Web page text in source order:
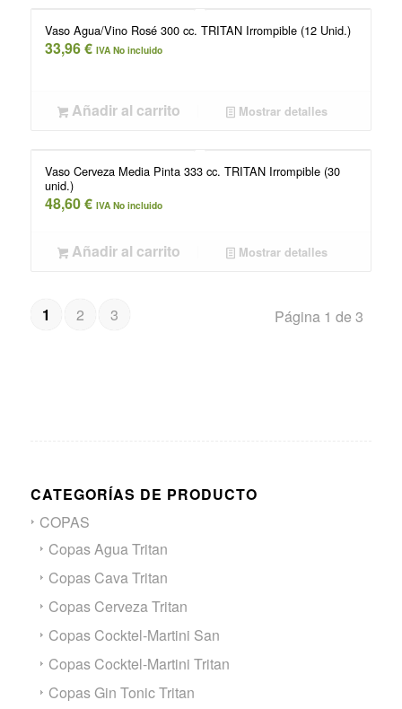
Vaso Agua/Vino Rosé 300 cc. TRITAN Irrompible (12 Unid.)
33,96€ IVA No incluido
Añadir al carrito Mostrar detalles
Vaso Cerveza Media Pinta 333 cc. TRITAN Irrompible (30
unid.)
48,60€ IVA No incluido
Añadir al carrito Mostrar detalles
Página 1 de 3
1 2 3
CATEGORÍAS DE PRODUCTO
COPAS
Copas Agua Tritan
Copas Cava Tritan
Copas Cerveza Tritan
Copas Cocktel-Martini San
Copas Cocktel-Martini Tritan
Copas Gin Tonic Tritan